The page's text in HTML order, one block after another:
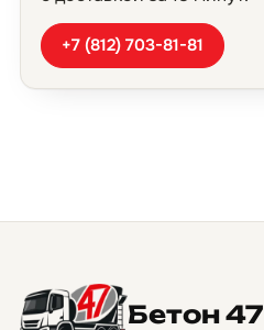
+7 (812) 703-81-81
Бетон 47